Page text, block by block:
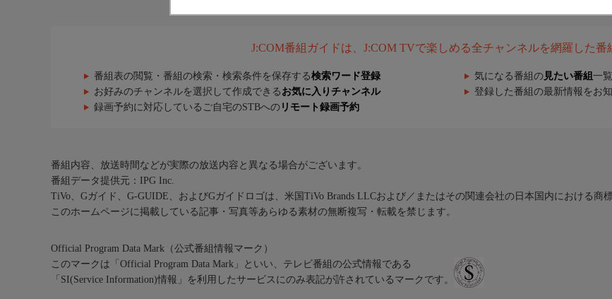
J:COM番組ガイドは、J:COM TVで楽しめる全チャンネルを網羅した番
番組表の閲覧・番組の検索・検索条件を保存する検索ワード登録 気になる番組の 見たい番組 一
お好みのチャンネルを選択して作成できる お気に入りチャンネル 登録した番組の最新情報をお
録画予約に対応しているご自宅のSTBへの リモート録画予約
番組内容、放送時間などが実際の放送内容と異なる場合がございます。
番組データ提供元：IPG Inc.
TiVo、Gガイド、G-GUIDE、およびGガイドロゴは、米国TiVo Brands LLCおよび／またはその関連会社の日本国内における商
このホームページに掲載している記事・写真等あらゆる素材の無断複写・転載を禁じます。
Official Program Data Mark（公式番組情報マーク）
このマークは「Official Program Data Mark」といい、テレビ番組の公式情報である
「SI(Service Information)情報」を利用したサービスにのみ表記が許されているマークです。